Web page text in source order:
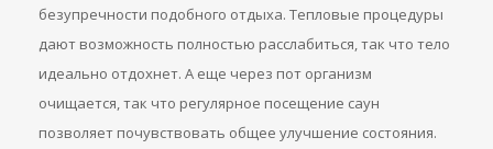
безупречности подобного отдыха. Тепловые процедуры
дают возможность полностью расслабиться, так что тело
идеально отдохнет. А еще через пот организм
очищается, так что регулярное посещение саун
позволяет почувствовать общее улучшение состояния.